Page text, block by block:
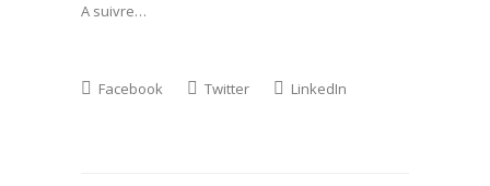
A suivre…
Facebook Twitter LinkedIn